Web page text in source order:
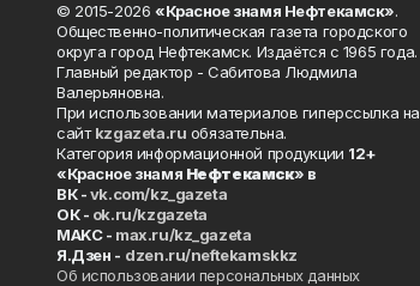
© 2015-2026 «Красное знамя Нефтекамск».
Общественно-политическая газета городского
округа город Нефтекамск. Издаётся с 1965 года.
Главный редактор - Сабитова Людмила
Валерьяновна.
При использовании материалов гиперссылка на
сайтkzgazeta.ru обязательна.
Категория информационной продукции 12+
«Красное знамя Нефтекамск» в
ВК -vk.com/kz_gazeta
ОК - ok.ru/kzgazeta
MAKC - max.ru/kz_gazeta
Я.Дзен - dzen.ru/neftekamskkz
Об использовании персональных данных